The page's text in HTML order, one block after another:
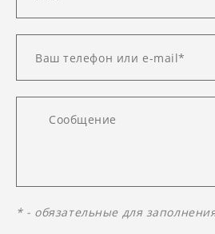
* - обязательные для